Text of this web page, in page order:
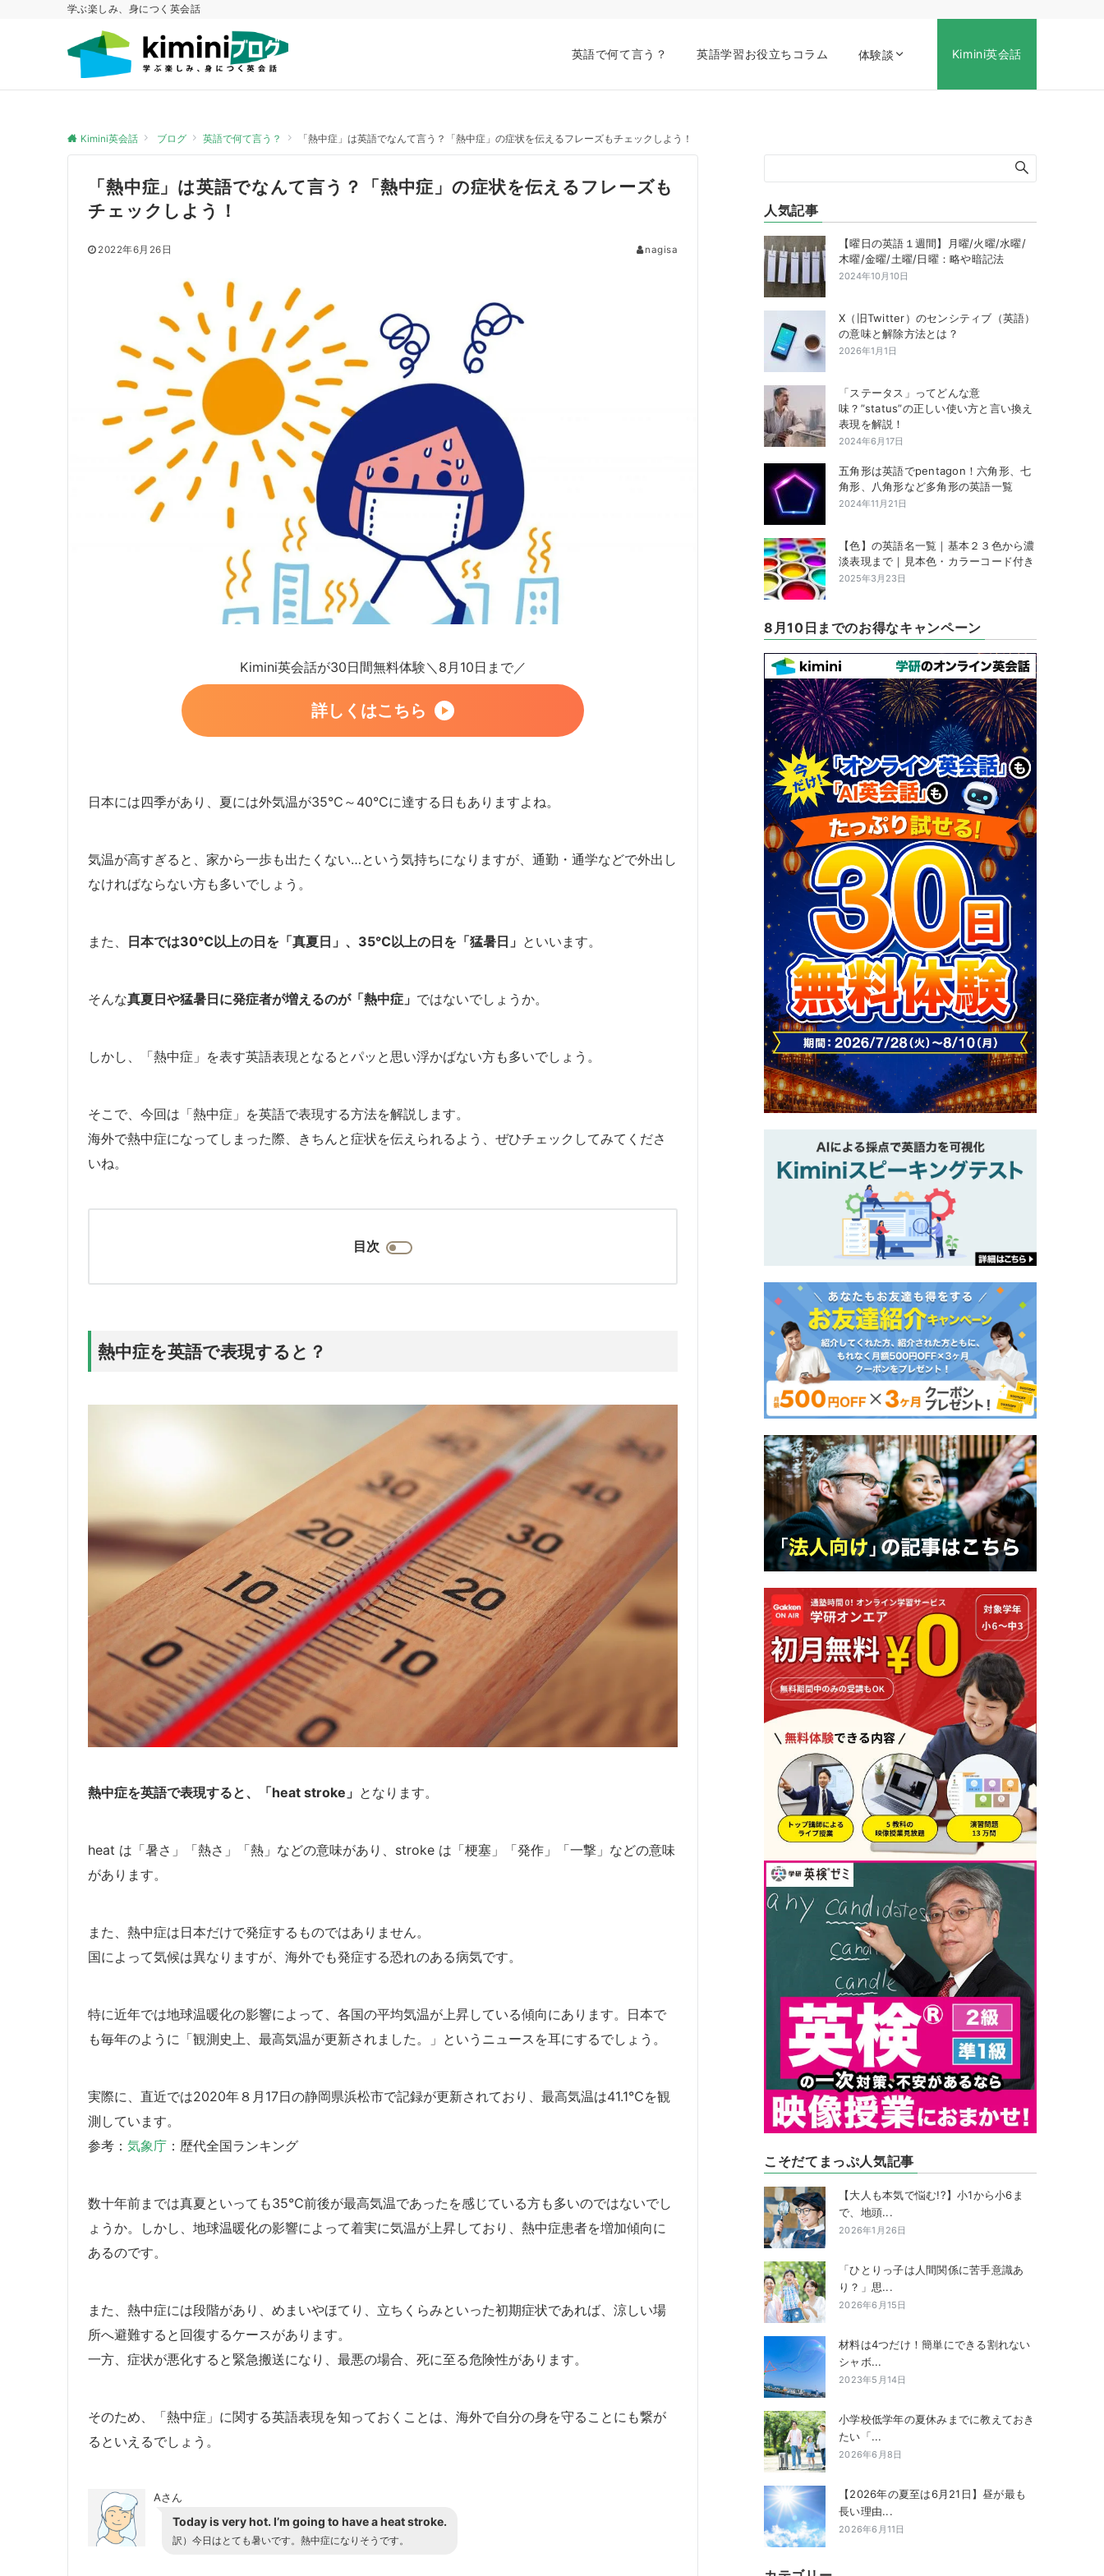
学ぶ楽しみ、身につく英会話
英語で何て言う？ 英語学習お役立ちコラム 体験談 Kimini英会話
Kimini英会話 ブログ 英語で何て言う？ 「熱中症」は英語でなんて言う？「熱中症」の症状を伝えるフレーズもチェックしよう！
「熱中症」は英語でなんて言う？「熱中症」の症状を伝えるフレーズも
チェックしよう！
2022年6月26日 nagisa
Kimini英会話が30日間無料体験＼8月10日まで／
詳しくはこちら
日本には四季があり、夏には外気温が35℃～40℃に達する日もありますよね。
気温が高すぎると、家から一歩も出たくない…という気持ちになりますが、通勤・通学などで外出し
なければならない方も多いでしょう。
また、 日本では30℃以上の日を「真夏日」、35℃以上の日を「猛暑日」 といいます。
そんな真夏日や猛暑日に発症者が増えるのが「熱中症」 ではないでしょうか。
しかし、「熱中症」を表す英語表現となるとパッと思い浮かばない方も多いでしょう。
そこで、今回は「熱中症」を英語で表現する方法を解説します。
海外で熱中症になってしまった際、きちんと症状を伝えられるよう、ぜひチェックしてみてくださ
いね。
目次
熱中症を英語で表現すると？
熱中症を英語で表現すると、「heat stroke」 となります。
heat は「暑さ」「熱さ」「熱」などの意味があり、stroke は「梗塞」「発作」「一撃」などの意味
があります。
また、熱中症は日本だけで発症するものではありません。
国によって気候は異なりますが、海外でも発症する恐れのある病気です。
特に近年では地球温暖化の影響によって、各国の平均気温が上昇している傾向にあります。日本で
も毎年のように「観測史上、最高気温が更新されました。」というニュースを耳にするでしょう。
実際に、直近では2020年８月17日の静岡県浜松市で記録が更新されており、 最高気温は41.1℃を観
測しています。
参考： 気象庁 ：歴代全国ランキング
数十年前までは真夏といっても35℃前後が最高気温であったを感じている方も多いのではないでし
ょうか。しかし、地球温暖化の影響によって着実に気温が上昇しており、熱中症患者を増加傾向に
あるのです。
また、熱中症には段階があり、めまいやほてり、立ちくらみといった初期症状であれば、涼しい場
所へ避難すると回復するケースがあります。
一方、症状が悪化すると緊急搬送になり、最悪の場合、死に至る危険性があります。
そのため、「熱中症」に関する英語表現を知っておくことは、海外で自分の身を守ることにも繋が
るといえるでしょう。
Aさん
Today is very hot. I’m going to have a heat stroke.
訳）今日はとても暑いです。熱中症になりそうです。
人気記事
【曜日の英語１週間】月曜/火曜/水曜/
木曜/金曜/土曜/日曜：略や暗記法
2024年10月10日
X（旧Twitter）のセンシティブ（英語）
の意味と解除方法とは？
2026年1月1日
「ステータス」ってどんな意
味？”status”の正しい使い方と言い換え
表現を解説！
2024年6月17日
五角形は英語でpentagon！六角形、七
角形、八角形など多角形の英語一覧
2024年11月21日
【色】の英語名一覧｜基本２３色から濃
淡表現まで｜見本色・カラーコード付き
2025年3月23日
8月10日までのお得なキャンペーン
こそだてまっぷ人気記事
【大人も本気で悩む!?】小1から小6ま
で、地頭...
2026年1月26日
「ひとりっ子は人間関係に苦手意識あ
り？」思...
2026年6月15日
材料は4つだけ！簡単にできる割れない
シャボ...
2023年5月14日
小学校低学年の夏休みまでに教えておき
たい「...
2026年6月8日
【2026年の夏至は6月21日】昼が最も
長い理由...
2026年6月11日